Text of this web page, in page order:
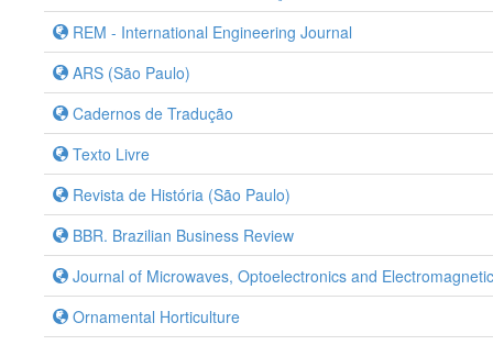
REM - International Engineering Journal
ARS (São Paulo)
Cadernos de Tradução
Texto Livre
Revista de História (São Paulo)
BBR. Brazilian Business Review
Journal of Microwaves, Optoelectronics and
Ornamental Horticulture